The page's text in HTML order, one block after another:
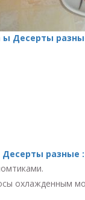
ы Десерты
разные
охлажденным